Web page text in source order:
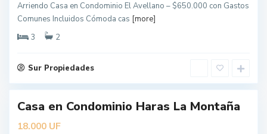
Arriendo Casa en Condominio El Avellano – $650.000 con Gastos
Comunes Incluidos Cómoda cas [more]
3
2
Sur Propiedades
o
Á
n
l
e
s
Casa en Condominio Haras La Montaña
18.000 UF